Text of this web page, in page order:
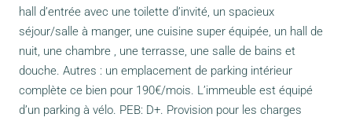
hall d’entrée avec une toilette d’invité, un spacieux
séjour/salle à manger, une cuisine super équipée, un hall de
nuit, une chambre , une terrasse, une salle de bains et
douche. Autres : un emplacement de parking intérieur
complète ce bien pour 190€/mois. L’immeuble est équipé
d’un parking à vélo. PEB: D+. Provision pour les charges